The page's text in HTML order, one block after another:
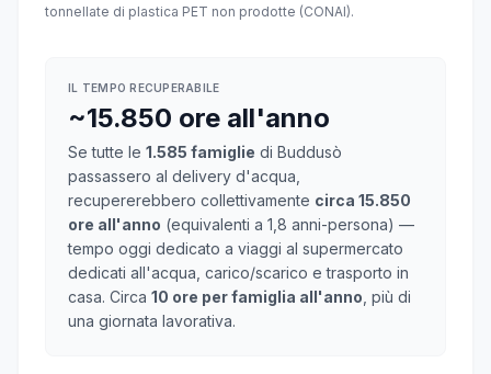
tonnellate di plastica PET non prodotte (CONAI).
IL TEMPO RECUPERABILE
~15.850 ore all'anno
Se tutte le 1.585 famiglie di Buddusò
passassero al delivery d'acqua,
recupererebbero collettivamente circa 15.850
ore all'anno (equivalenti a 1,8 anni-persona) —
tempo oggi dedicato a viaggi al supermercato
dedicati all'acqua, carico/scarico e trasporto in
casa. Circa 10 ore per famiglia all'anno , più di
una giornata lavorativa.